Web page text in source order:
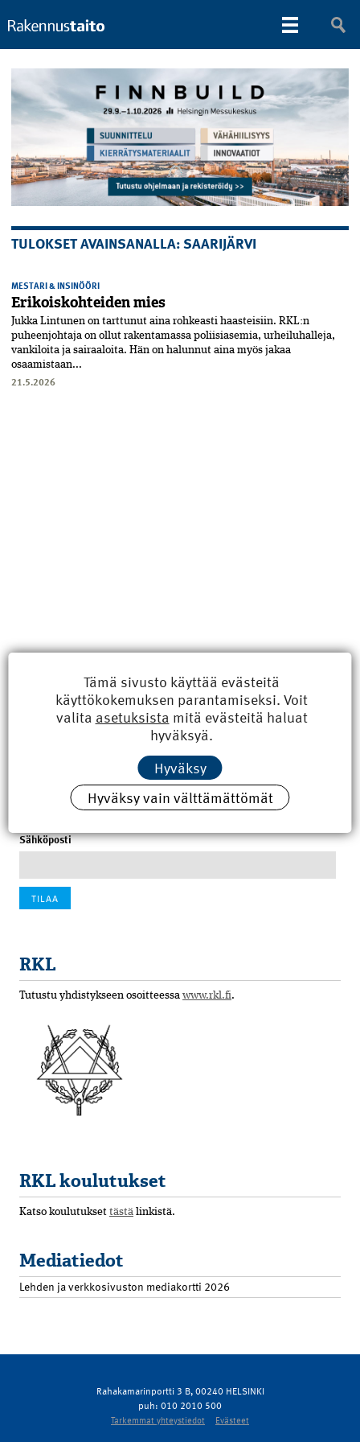
TULOKSET AVAINSANALLA: SAARIJÄRVI
MESTARI & INSINÖÖRI
Erikoiskohteiden mies
Jukka Lintunen on tarttunut aina rohkeasti haasteisiin. RKL:n
puheenjohtaja on ollut rakentamassa poliisiasemia, urheiluhalleja,
vankiloita ja sairaaloita. Hän on halunnut aina myös jakaa
osaamistaan...
21.5.2026
Kyberisku kiinteistötietoihin haittaisi energiarakentamista
8.6.2026 15:21
Tilaa uutiskirje
Sähköposti
RKL
Tutustu yhdistykseen osoitteessa www.rkl.fi.
RKL koulutukset
Katso koulutukset tästä linkistä.
Mediatiedot
Lehden ja verkkosivuston mediakortti 2026
Rahakamarinportti 3 B, 00240 HELSINKI
puh: 010 2010 500
Tarkemmat yhteystiedot Evästeet
Tämä sivusto käyttää evästeitä
käyttökokemuksen parantamiseksi. Voit
valita asetuksista mitä evästeitä haluat
hyväksyä.
Hyväksy
Hyväksy vain välttämättömät